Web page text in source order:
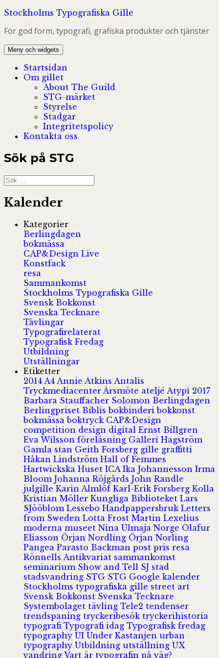
Hoppa
innehåll
Stockholms Typografiska Gille
För god form, typografi, grafiska produkter och tjänster
Meny och widgets
Startsidan
Om gillet
About The Guild
STG-märket
Styrelse
Stadgar
Integritetspolicy
Kontakta oss
Sök på STG
Sök
efter:
Kalender
Kategorier
Berlingdagen
bokmässa
CAP&Design Live
Konstfack
resa
Sammankomst
Stockholms Typografiska Gille
Svensk Bokkonst
Svenska Tecknare
Tävlingar
Typografirelaterat
Typografisk Fredag
Utbildning
Utställningar
Etiketter
2014 A4 Annie Atkins Antalis
Tryckmediacenter Årsmöte ateljé Atypi 2017
Barbara Stauffacher Solomon Berlingdagen
Berlingpriset Biblisbokbinderibokkonst
bokmässaboktryck CAP&Design
competition design digital Ernst Billgren
Eva Wilsson föreläsning Galleri Hagström
Gamla stan Geith Forsberg gille graffitti
Håkan Lindström Hall of Femmes
Hartwickska Huset ICA Ika Johannesson Irma
Bloom Johanna Röjgårds John Randle
julgille Karin Almlöf Karl-Erik Forsberg Kolla
Kristian Möller Kungliga Biblioteket Lars
SJööblom Lessebo Handpappersbruk Letters
from Sweden Lotta Frost Martin Lexelius
moderna museet Nina Ulmaja Norge Olafur
Eliasson Örjan Nordling Örjan Norling
Pangea Parasto Backman post pris resa
Rönnells Antikvariat sammankomst
seminarium Show and Tell SJ stad
stadsvandring STG STG Google kalender
Stockholms typografiska gille street art
Svensk Bokkonst Svenska Tecknare
Systembolaget tävling Tele2 tendenser
trendspaning tryckeribesök tryckerihistoria
typografi Typografi idag Typografisk fredag
typography UI Under Kastanjen urban
typography Utbildning utställning UX
vandring Vart är typografin på väg?